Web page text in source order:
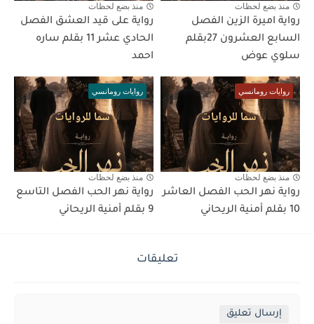
منذ بضع لحظات
رواية اميرة الزين الفصل
السابع العشرون 27بقلم
سلوي عوض
منذ بضع لحظات
رواية على قيد العشق الفصل
الحادي عشر 11 بقلم ساره
احمد
روايات رومانسي
منذ بضع لحظات
رواية نهر الحب الفصل العاشر
10 بقلم أمنية الريحاني
روايات رومانسي
منذ بضع لحظات
رواية نهر الحب الفصل التاسع
9 بقلم أمنية الريحاني
تعليقات
إرسال تعليق